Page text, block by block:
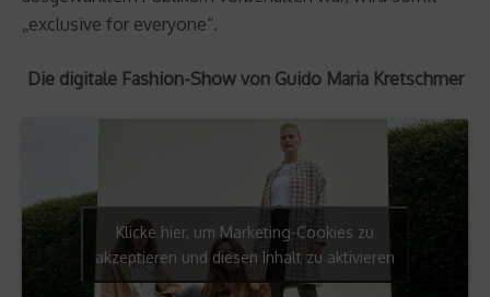
„exclusive for everyone“.
Die digitale Fashion-Show von Guido Maria Kretschmer
Klicke hier, um Marketing-Cookies zu
akzeptieren und diesen Inhalt zu aktivieren